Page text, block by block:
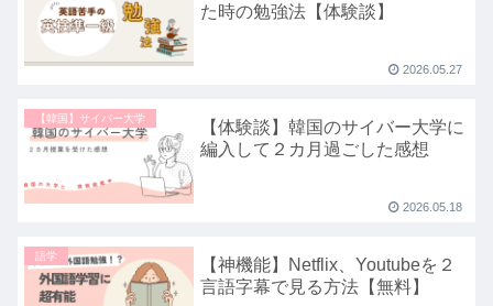
た時の勉強法【体験談】
2026.05.27
【韓国】サイバー大学
【体験談】韓国のサイバー大学に
編入して２カ月過ごした感想
2026.05.18
語学
【神機能】Netflix、Youtubeを２
言語字幕で見る方法【無料】